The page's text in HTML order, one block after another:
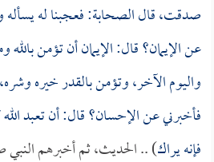
صدقت، قال الصحابة: فعجبنا له
عن الإيمان؟ قال: الإيمان أن تؤمن بالله
واليوم الآخر، وتؤمن بالقدر خيره
فأخبرني عن الإحسان؟ قال: أن تعبد الله
فإنه يراك) .. الحديث، ثم أخبرهم النبي